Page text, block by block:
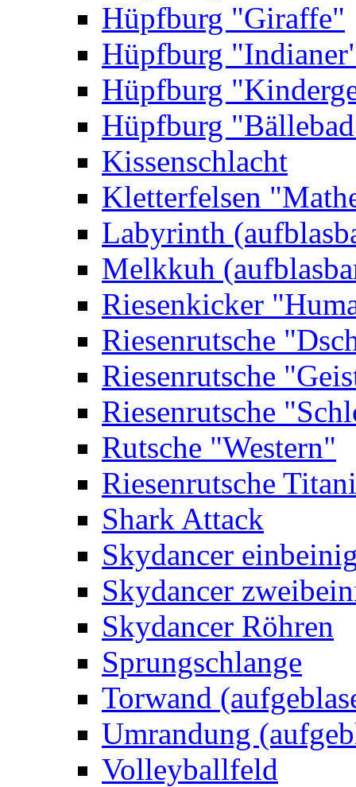
Hüpfburg "Giraffe"
Hüpfburg
Hüpfburg
Hüpfburg
Kissenschlacht
Kletterfelsen
Labyrinth
Melkkuh
Riesenkicker
Riesenrutsche
Riesenrutsche
Riesenrutsche
Rutsche "Western"
Riesenrutsche
Shark Attack
Skydancer
Skydancer
Skydancer Röhren
Sprungschlange
Torwand
Umrandung
Volleyballfeld